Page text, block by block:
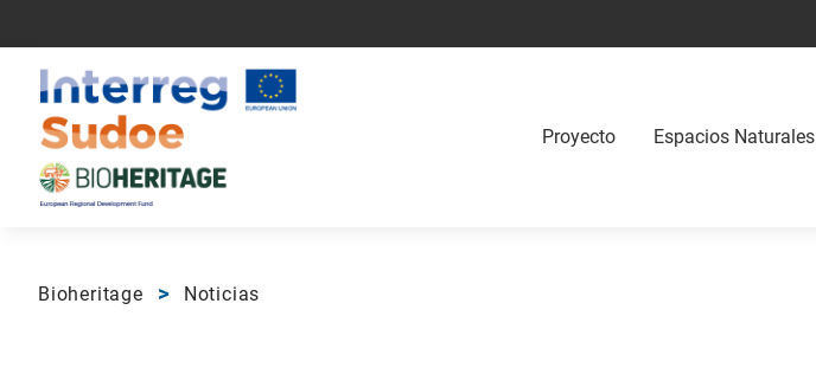
Proyecto Espacios Naturales
Bioheritage Noticias